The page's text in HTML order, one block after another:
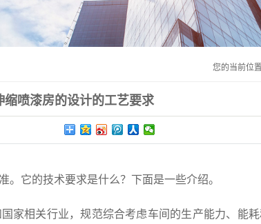
您的当前位
缩喷漆房的设计的工艺要求
。它的技术要求是什么？下面是一些介绍。
家相关行业，规范综合考虑车间的生产能力、能